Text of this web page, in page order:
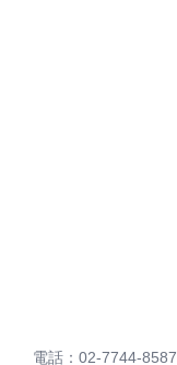
電話：02-7744-8587